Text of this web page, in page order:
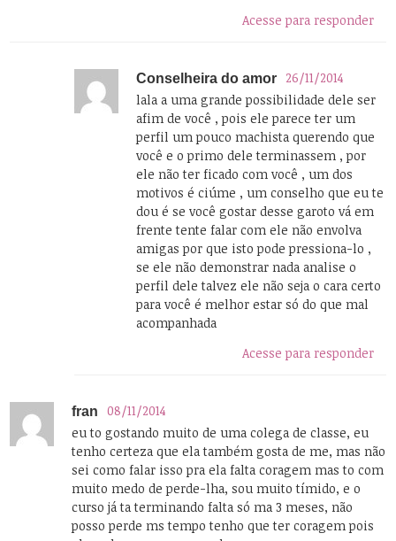
Acesse para responder
Conselheira do amor
26/11/2014
lala a uma grande possibilidade dele ser
afim de você , pois ele parece ter um
perfil um pouco machista querendo que
você e o primo dele terminassem , por
ele não ter ficado com você , um dos
motivos é ciúme , um conselho que eu te
dou é se você gostar desse garoto vá em
frente tente falar com ele não envolva
amigas por que isto pode pressiona-lo ,
se ele não demonstrar nada analise o
perfil dele talvez ele não seja o cara certo
para você é melhor estar só do que mal
acompanhada
Acesse para responder
fran
08/11/2014
eu to gostando muito de uma colega de classe, eu
tenho certeza que ela também gosta de me, mas não
sei como falar isso pra ela falta coragem mas to com
muito medo de perde-lha, sou muito tímido, e o
curso já ta terminando falta só ma 3 meses, não
posso perde ms tempo tenho que ter coragem pois